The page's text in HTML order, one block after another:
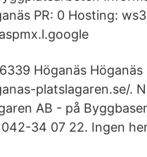
PR: 0 Hosting:
Höganäs
platslagaren.se/.
AB - på
042-34 07 22. Ingen